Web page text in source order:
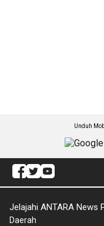
Unduh
Jelajahi ANTARA News
Daerah